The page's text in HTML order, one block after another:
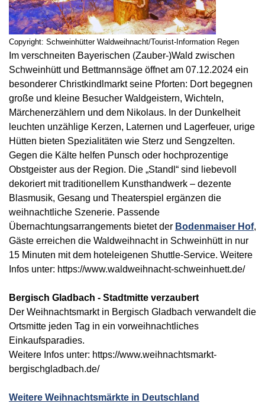
Copyright: Schweinhütter Waldweihnacht/Tourist-Information Regen
Im verschneiten Bayerischen (Zauber-)Wald zwischen
Schweinhütt und Bettmannsäge öffnet am 07.12.2024 ein
besonderer Christkindlmarkt seine Pforten: Dort begegnen
große und kleine Besucher Waldgeistern, Wichteln,
Märchenerzählern und dem Nikolaus. In der Dunkelheit
leuchten unzählige Kerzen, Laternen und Lagerfeuer, urige
Hütten bieten Spezialitäten wie Sterz und Sengzelten.
Gegen die Kälte helfen Punsch oder hochprozentige
Obstgeister aus der Region. Die „Standl“ sind liebevoll
dekoriert mit traditionellem Kunsthandwerk – dezente
Blasmusik, Gesang und Theaterspiel ergänzen die
weihnachtliche Szenerie. Passende
Übernachtungsarrangements bietet der Bodenmaiser Hof,
Gäste erreichen die Waldweihnacht in Schweinhütt in nur
15 Minuten mit dem hoteleigenen Shuttle-Service. Weitere
Infos unter: https://www.waldweihnacht-schweinhuett.de/
Bergisch Gladbach - Stadtmitte verzaubert
Der Weihnachtsmarkt in Bergisch Gladbach verwandelt die
Ortsmitte jeden Tag in ein vorweihnachtliches
Einkaufsparadies.
Weitere Infos unter: https://www.weihnachtsmarkt-
bergischgladbach.de/
Weitere Weihnachtsmärkte in Deutschland